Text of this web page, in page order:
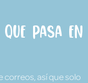
pasa en
correos, así que solo